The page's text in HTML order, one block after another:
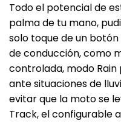
Todo el potencial de
palma de tu mano,
solo toque de un
de conducción, como
controlada, modo
ante situaciones de
evitar que la moto se
Track, el configurable